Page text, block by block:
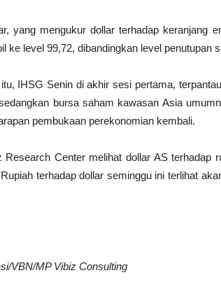
yang mengukur dollar terhadap keranjang
ke level 99,72, dibandingkan level penutupan
IHSG Senin di akhir sesi pertama,
bursa saham kawasan Asia
pembukaan perekonomian kembali.
Research Center melihat dollar AS terhadap
terhadap dollar seminggu ini terlihat
VBN/MP Vibiz Consulting